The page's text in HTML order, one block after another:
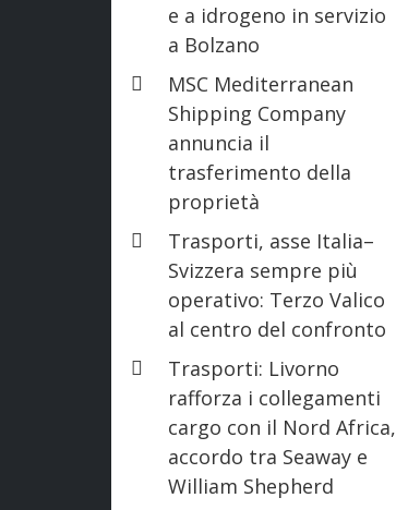
e a idrogeno in servizio
a Bolzano
MSC Mediterranean
Shipping Company
annuncia il
trasferimento della
proprietà
Trasporti, asse Italia–
Svizzera sempre più
operativo: Terzo Valico
al centro del confronto
Trasporti: Livorno
rafforza i collegamenti
cargo con il Nord Africa,
accordo tra Seaway e
William Shepherd